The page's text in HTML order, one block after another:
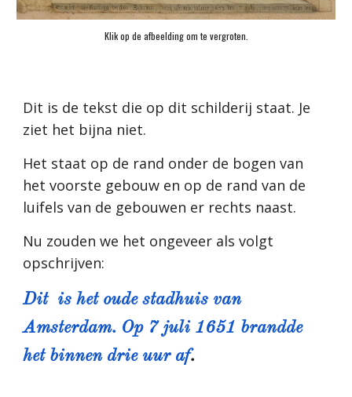
Klik op de afbeelding om te vergroten.
Dit is de tekst die op dit schilderij staat. Je
ziet het bijna niet.
Het staat op de rand onder de bogen van
het voorste gebouw en op de rand van de
luifels van de gebouwen er rechts naast.
Nu zouden we het ongeveer als volgt
opschrijven:
Dit  is het oude stadhuis van
Amsterdam. Op 7 juli 1651 brandde
het binnen drie uur af.